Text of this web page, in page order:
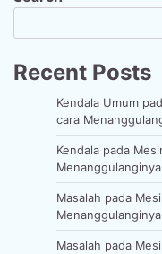
Recent Posts
Kendala Umum
cara
Kendala pada
Menanggulanginya
Masalah pada
Menanggulanginya
Masalah pada